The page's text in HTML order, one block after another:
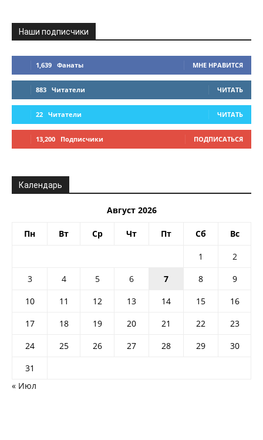
Наши подписчики
1,639 Фанаты МНЕ НРАВИТСЯ
883 Читатели ЧИТАТЬ
22 Читатели ЧИТАТЬ
13,200 Подписчики ПОДПИСАТЬСЯ
Календарь
Август 2026
Пн Вт Ср Чт Пт Сб Вс
1
2
3
4 5 6 7 8
9
10
11 12 13 14 15
16
17
18 19 20 21 22
23
24
25 26 27 28 29
30
31
« Июл